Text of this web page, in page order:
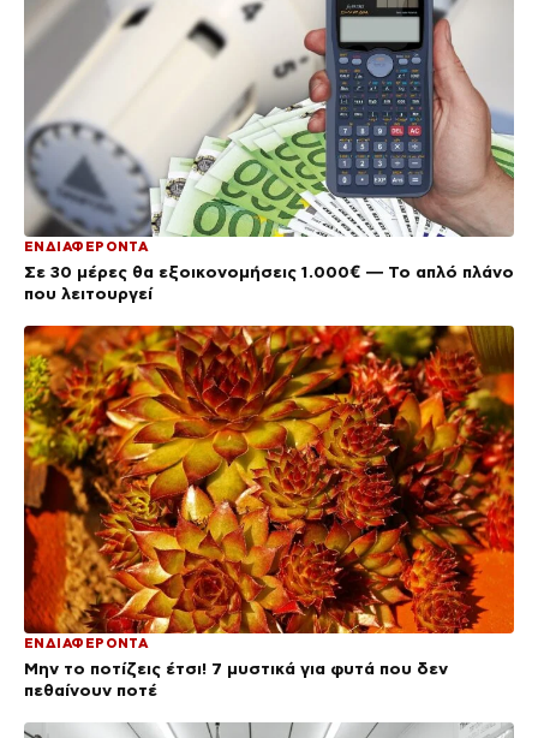
ΕΝΔΙΑΦΕΡΟΝΤΑ
Σε 30 μέρες θα εξοικονομήσεις 1.000€ — Το απλό πλάνο
που λειτουργεί
ΕΝΔΙΑΦΕΡΟΝΤΑ
Μην το ποτίζεις έτσι! 7 μυστικά για φυτά που δεν
πεθαίνουν ποτέ